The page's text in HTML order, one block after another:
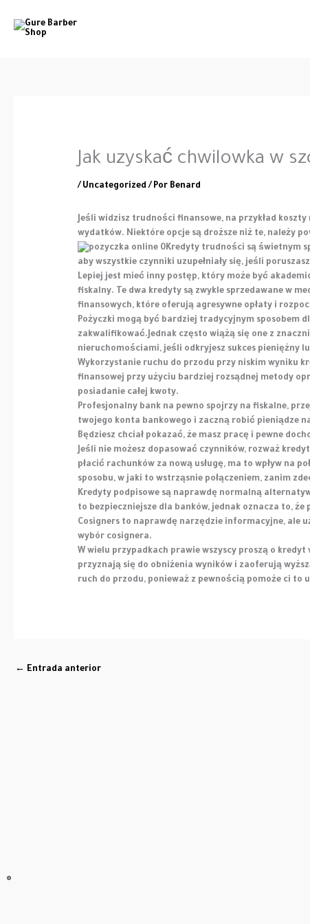
contenido
Jak uzyskać chwilowka w
/ Uncategorized / Por Benard
Jeśli widzisz trudności finansowe, na przykład
wydatków. Niektóre opcje są droższe niż te, należy
Kredyty trudności są świetnym
aby wszystkie czynniki uzupełniały się, jeśli
Lepiej jest mieć inny postęp, który może być
fiskalny. Te dwa kredyty są zwykle sprzedawane w
finansowych, które oferują agresywne opłaty i
Pożyczki mogą być bardziej tradycyjnym sposobem
zakwalifikować.Jednak często wiążą się one z
nieruchomościami, jeśli odkryjesz sukces pieniężny
Wykorzystanie ruchu do przodu przy niskim wyniku
finansowej przy użyciu bardziej rozsądnej metody
posiadanie całej kwoty.
Profesjonalny bank na pewno spojrzy na fiskalne,
twojego konta bankowego i zaczną robić pieniądze
Będziesz chciał pokazać, że masz pracę i pewne
Jeśli nie możesz dopasować czynników, rozważ
płacić rachunków za nową usługę, ma to wpływ na
sposobu, w jaki to wstrząsnie połączeniem, zanim
Kredyty podpisowe są naprawdę normalną
to bezpieczniejsze dla banków, jednak oznacza to, że
Cosigners to naprawdę narzędzie informacyjne, ale
wybór cosignera.
W wielu przypadkach prawie wszyscy proszą o
przyznają się do obniżenia wyników i zaoferują
ruch do przodu, ponieważ z pewnością pomoże ci
← Entrada anterior